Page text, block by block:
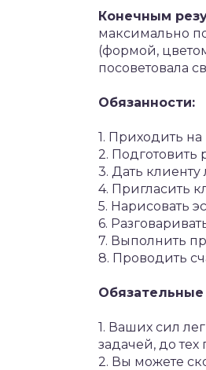
Конечным
максимально
(формой,
посоветовала
Обязанности:
1. Приходить
2. Подготовить
3. Дать
4. Пригласить
5. Нарисовать
6.
7. Выполнить
8. Проводить
Обязательные
1. Ваших сил
задачей, до
2. Вы можете